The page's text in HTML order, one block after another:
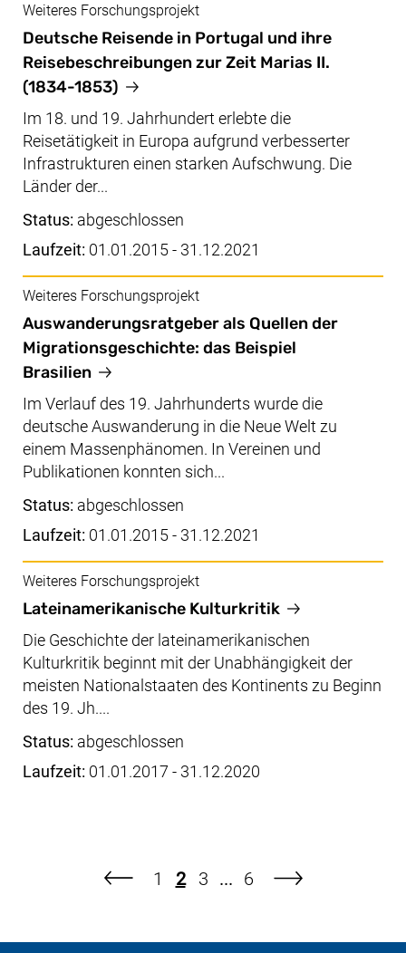
Deutsche Reisende in Portugal und ihre
Reisebeschreibungen zur Zeit Marias II.
(1834-1853)
Weiteres Forschungsprojekt
Im 18. und 19. Jahrhundert erlebte die
Reisetätigkeit in Europa aufgrund verbesserter
Infrastrukturen einen starken Aufschwung. Die
Länder der...
Status: abgeschlossen
Laufzeit: 01.01.2015 - 31.12.2021
Auswanderungsratgeber als Quellen der
Migrationsgeschichte: das Beispiel
Brasilien
Weiteres Forschungsprojekt
Im Verlauf des 19. Jahrhunderts wurde die
deutsche Auswanderung in die Neue Welt zu
einem Massenphänomen. In Vereinen und
Publikationen konnten sich...
Status: abgeschlossen
Laufzeit: 01.01.2015 - 31.12.2021
Lateinamerikanische Kulturkritik
Weiteres Forschungsprojekt
Die Geschichte der lateinamerikanischen
Kulturkritik beginnt mit der Unabhängigkeit der
meisten Nationalstaaten des Kontinents zu Beginn
des 19. Jh....
Status: abgeschlossen
Laufzeit: 01.01.2017 - 31.12.2020
vorherige Seite
Seite
1 Seite
2 Seite
3 ... Seite
6